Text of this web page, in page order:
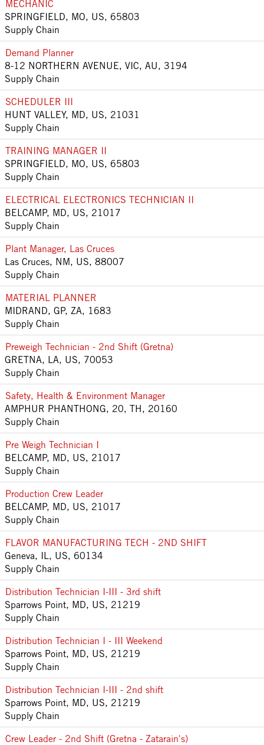
MECHANIC
SPRINGFIELD, MO, US, 65803
Supply Chain
Demand Planner
8-12 NORTHERN AVENUE, VIC, AU, 3194
Supply Chain
SCHEDULER III
HUNT VALLEY, MD, US, 21031
Supply Chain
TRAINING MANAGER II
SPRINGFIELD, MO, US, 65803
Supply Chain
ELECTRICAL ELECTRONICS TECHNICIAN II
BELCAMP, MD, US, 21017
Supply Chain
Plant Manager, Las Cruces
Las Cruces, NM, US, 88007
Supply Chain
MATERIAL PLANNER
MIDRAND, GP, ZA, 1683
Supply Chain
Preweigh Technician - 2nd Shift (Gretna)
GRETNA, LA, US, 70053
Supply Chain
Safety, Health & Environment Manager
AMPHUR PHANTHONG, 20, TH, 20160
Supply Chain
Pre Weigh Technician I
BELCAMP, MD, US, 21017
Supply Chain
Production Crew Leader
BELCAMP, MD, US, 21017
Supply Chain
FLAVOR MANUFACTURING TECH - 2ND SHIFT
Geneva, IL, US, 60134
Supply Chain
Distribution Technician I-III - 3rd shift
Sparrows Point, MD, US, 21219
Supply Chain
Distribution Technician I - III Weekend
Sparrows Point, MD, US, 21219
Supply Chain
Distribution Technician I-III - 2nd shift
Sparrows Point, MD, US, 21219
Supply Chain
Crew Leader - 2nd Shift (Gretna - Zatarain's)